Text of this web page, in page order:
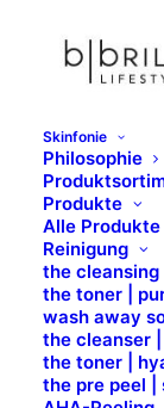
Skinfonie
Philosophie
Produkte
Alle Produkte
Reinigung
the
the toner |
wash away
the cleanser
the toner |
the pre peel |